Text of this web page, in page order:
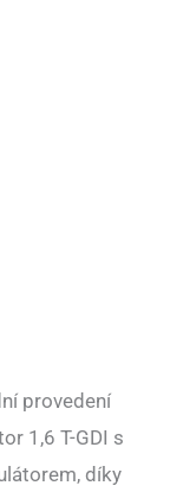
provedení
1,6 T-GDI s
díky